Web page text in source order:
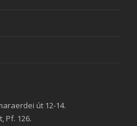
út 12-14.
Pf. 126.